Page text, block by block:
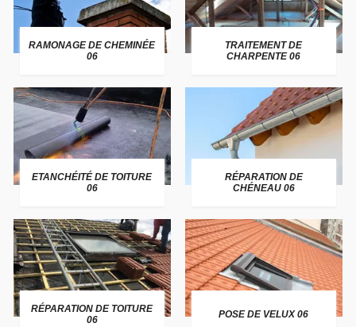
RAMONAGE DE CHEMINÉE
06
TRAITEMENT DE
CHARPENTE 06
ETANCHÉITÉ DE TOITURE
06
RÉPARATION DE
CHÉNEAU 06
RÉPARATION DE TOITURE
06
POSE DE VELUX 06